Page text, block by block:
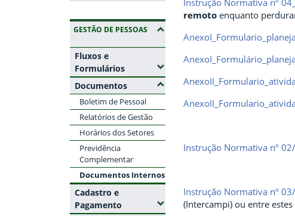
GESTÃO DE PESSOAS (OCULTAR SUBMENUS)
Fluxos e
Formulários(Expandir submenus)
Documentos(Ocultar submenus)
Boletim de Pessoal
Relatórios de Gestão
Horários dos Setores
Previdência
Complementar
Documentos Internos
Cadastro e
Pagamento (Expandir submenus)
remoto enquanto
Instrução Normativa nº
Instrução Normativa nº
(Intercampi) ou entre